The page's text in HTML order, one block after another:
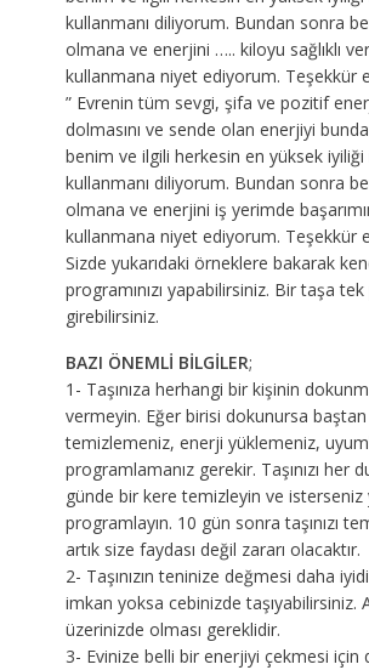
kullanmanı diliyorum. Bundan sonra
olmana ve enerjini ….. kiloyu sağlıklı
kullanmana niyet ediyorum. Teşekkür
” Evrenin tüm sevgi, şifa ve pozitif
dolmasını ve sende olan enerjiyi
benim ve ilgili herkesin en yüksek iyiliği
kullanmanı diliyorum. Bundan sonra
olmana ve enerjini iş yerimde
kullanmana niyet ediyorum. Teşekkür
Sizde yukarıdaki örneklere bakarak
programınızı yapabilirsiniz. Bir taşa
girebilirsiniz.
BAZI ÖNEMLİ BİLGİLER;
1- Taşınıza herhangi bir kişinin
vermeyin. Eğer birisi dokunursa baştan
temizlemeniz, enerji yüklemeniz,
programlamanız gerekir. Taşınızı her
günde bir kere temizleyin ve isterseniz
programlayın. 10 gün sonra taşınızı
artık size faydası değil zararı olacaktır.
2- Taşınızın teninize değmesi daha
imkan yoksa cebinizde taşıyabilirsiniz.
üzerinizde olması gereklidir.
3- Evinize belli bir enerjiyi çekmesi için